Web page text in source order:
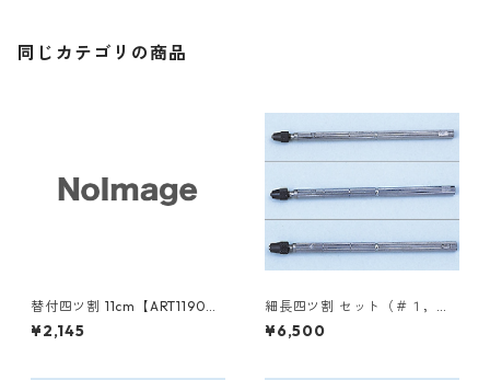
同じカテゴリの商品
替付四ツ割 11cm【ART1190
0】
¥2,145
細長四ツ割 セット（＃１，＃
２，＃３）【ART12300】
¥6,500